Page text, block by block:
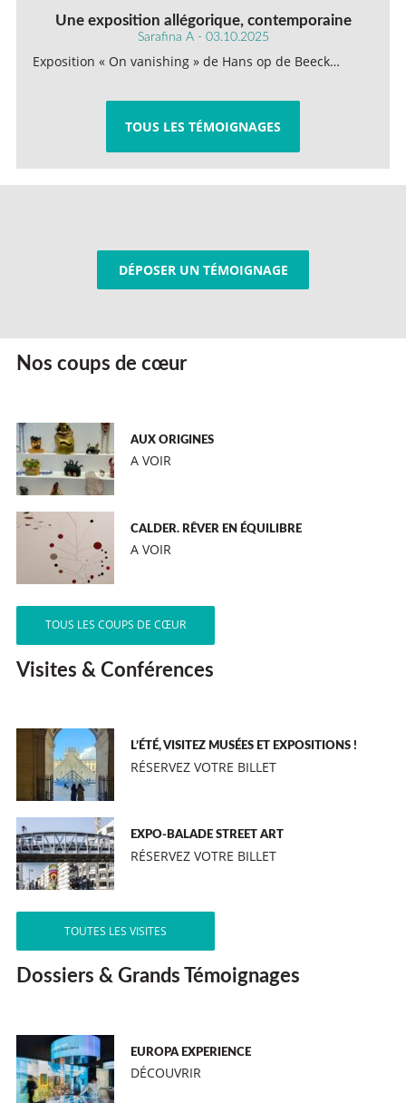
Une exposition allégorique, contemporaine
Sarafina A - 03.10.2025
Exposition « On vanishing » de Hans op de Beeck…
TOUS LES TÉMOIGNAGES
DÉPOSER UN TÉMOIGNAGE
Nos coups de cœur
AUX ORIGINES
A VOIR
CALDER. RÊVER EN ÉQUILIBRE
A VOIR
TOUS LES COUPS DE CŒUR
Visites & Conférences
L’ÉTÉ, VISITEZ MUSÉES ET EXPOSITIONS !
RÉSERVEZ VOTRE BILLET
EXPO-BALADE STREET ART
RÉSERVEZ VOTRE BILLET
TOUTES LES VISITES
Dossiers & Grands Témoignages
EUROPA EXPERIENCE
DÉCOUVRIR